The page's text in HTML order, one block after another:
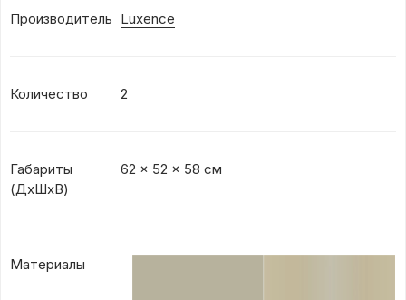
Производитель Luxence
Количество 2
Габариты
(ДхШхВ)
62 x 52 x 58 см
Материалы